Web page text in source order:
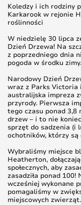
Koledzy i ich rodziny
Karkarook w rejonie
roślinności
W niedzielę 30 lipca
Dzień Drzewa! Na
z poprzedniego dnia
pogoda w środku zimy.
Narodowy Dzień
wraz z Parks Victoria
australijska impreza
przyrody. Pierwsza
tego czasu ponad 3,8
drzew – i to nie
sprzęt do sadzenia (i
ochotników, którzy
Wybraliśmy miejsce
Heatherton,
społecznych, aby
zasadziła ponad
wcześniej wykonane
pomagaliśmy w
miejscowych zwierząt.